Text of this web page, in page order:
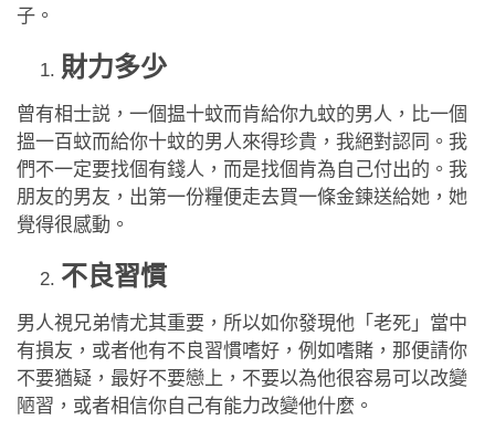
子。
財力多少
曾有相士説，一個揾十蚊而肯給你九蚊的男人，比一個
搵一百蚊而給你十蚊的男人來得珍貴，我絕對認同。我
們不一定要找個有錢人，而是找個肯為自己付出的。我
朋友的男友，出第一份糧便走去買一條金鍊送給她，她
覺得很感動。
不良習慣
男人視兄弟情尤其重要，所以如你發現他「老死」當中
有損友，或者他有不良習慣嗜好，例如嗜賭，那便請你
不要猶疑，最好不要戀上，不要以為他很容易可以改變
陋習，或者相信你自己有能力改變他什麼。